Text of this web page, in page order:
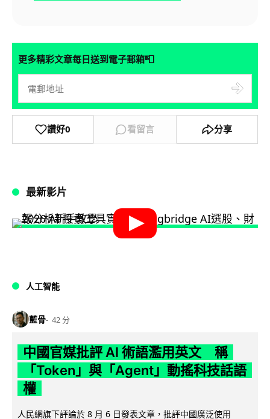
更多精彩文章每日送到電子郵箱📮
讚好0 看留言 分享
最新影片
人工智能
藍骨 42 分
中國官媒批評 AI 術語濫用英文 稱
「Token」與「Agent」動搖科技話語
權
人民網旗下評論於 8 月 6 日發表文章，批評中國廣泛使用